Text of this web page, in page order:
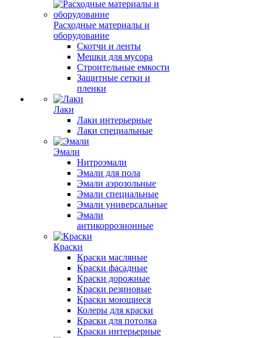
Расходные материалы и
оборудование
Скотчи и ленты
Мешки для мусора
Строительные емкости
Защитные сетки и
пленки
Лаки
Лаки интерьерные
Лаки специальные
Эмали
Нитроэмали
Эмали для пола
Эмали аэрозольные
Эмали специальные
Эмали универсальные
Эмали
антикоррозионные
Краски
Краски масляные
Краски фасадные
Краски дорожные
Краски резиновые
Краски моющиеся
Колеры для краски
Краски для потолка
Краски интерьерные